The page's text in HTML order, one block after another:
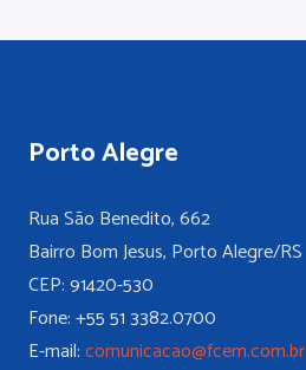
Porto Alegre
Rua São Benedito, 662
Bairro Bom Jesus, Porto Alegre/RS
CEP: 91420-530
Fone: +55 51 3382.0700
E-mail:comunicacao@fcem.com.br